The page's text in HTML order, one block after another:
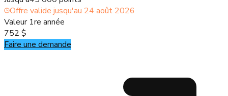
Offre valide jusqu'au 24 août 2026
Valeur 1re année
752 $
Faire une demande